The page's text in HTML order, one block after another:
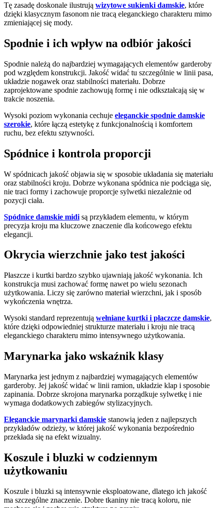
Tę zasadę doskonale ilustrują wizytowe sukienki damskie, które
dzięki klasycznym fasonom nie tracą eleganckiego charakteru mimo
zmieniającej się mody.
Spodnie i ich wpływ na odbiór jakości
Spodnie należą do najbardziej wymagających elementów garderoby
pod względem konstrukcji. Jakość widać tu szczególnie w linii pasa,
układzie nogawek oraz stabilności materiału. Dobrze
zaprojektowane spodnie zachowują formę i nie odkształcają się w
trakcie noszenia.
Wysoki poziom wykonania cechuje eleganckie spodnie damskie
szerokie, które łączą estetykę z funkcjonalnością i komfortem
ruchu, bez efektu sztywności.
Spódnice i kontrola proporcji
W spódnicach jakość objawia się w sposobie układania się materiału
oraz stabilności kroju. Dobrze wykonana spódnica nie podciąga się,
nie traci formy i zachowuje proporcje sylwetki niezależnie od
pozycji ciała.
Spódnice damskie midi są przykładem elementu, w którym
precyzja kroju ma kluczowe znaczenie dla końcowego efektu
elegancji.
Okrycia wierzchnie jako test jakości
Płaszcze i kurtki bardzo szybko ujawniają jakość wykonania. Ich
konstrukcja musi zachować formę nawet po wielu sezonach
użytkowania. Liczy się zarówno materiał wierzchni, jak i sposób
wykończenia wnętrza.
Wysoki standard reprezentują wełniane kurtki i płaczcze damskie,
które dzięki odpowiedniej strukturze materiału i kroju nie tracą
eleganckiego charakteru mimo intensywnego użytkowania.
Marynarka jako wskaźnik klasy
Marynarka jest jednym z najbardziej wymagających elementów
garderoby. Jej jakość widać w linii ramion, układzie klap i sposobie
zapinania. Dobrze skrojona marynarka porządkuje sylwetkę i nie
wymaga dodatkowych zabiegów stylizacyjnych.
Eleganckie marynarki damskie stanowią jeden z najlepszych
przykładów odzieży, w której jakość wykonania bezpośrednio
przekłada się na efekt wizualny.
Koszule i bluzki w codziennym
użytkowaniu
Koszule i bluzki są intensywnie eksploatowane, dlatego ich jakość
ma szczególne znaczenie. Dobre tkaniny nie tracą koloru, nie